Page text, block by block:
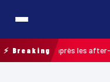
⚡ Breaking
ramassés après les after-yoles